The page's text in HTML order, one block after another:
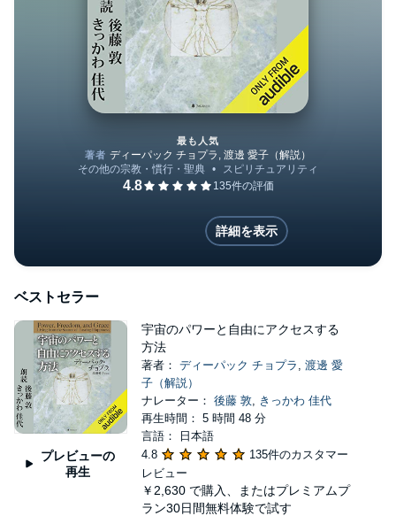
宇宙のパワーと自由にアクセ
最も人気
詳細を表示
ベストセラー
プレビューの
再生
宇宙のパワーと自由にアクセスする
方法
著者： ディーパック チョプラ , 渡邊 愛
子（解説）
ナレーター： 後藤 敦, きっかわ 佳代
再生時間： 5 時間 48 分
言語： 日本語
4.8
135件のカスタマー
レビュー
￥2,630 で購入、またはプレミアムプ
ラン30日間無料体験で試す